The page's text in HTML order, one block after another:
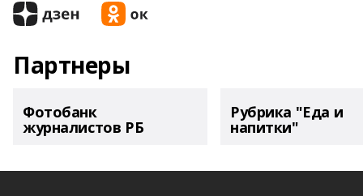
Партнеры
Фотобанк
журналистов РБ
Рубрика "Еда и
напитки"